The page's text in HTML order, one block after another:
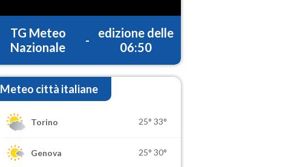
TG Meteo
Nazionale
-
edizione delle
06:50
Meteo città italiane
Torino 25° 33°
Genova 25° 30°